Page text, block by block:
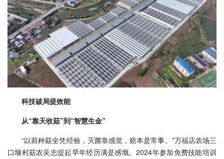
科技破局提效能
从“靠天收菇”到“智慧生金”
“以前种菇全凭经验，灭菌靠感觉，赔本是常事。”万福店农场三
口堰村菇农吴忠提起早年经历满是感慨。2024年参加免费技能培训